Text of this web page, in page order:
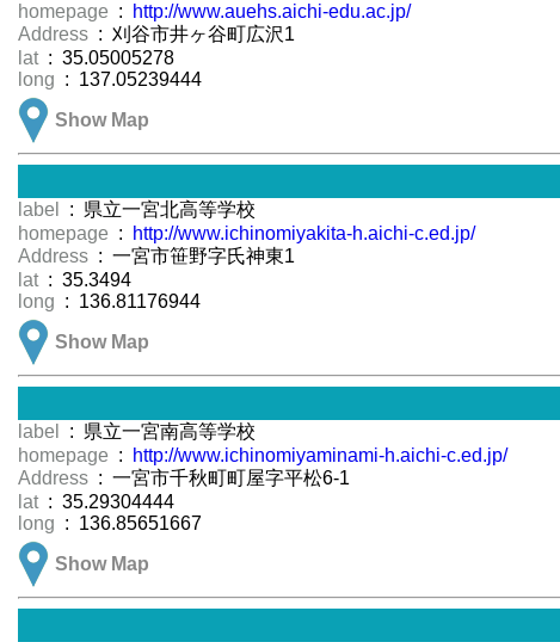
homepage :
http://www.auehs.aichi-edu.ac.jp/
Address : 刈谷市井ヶ谷町広沢1
lat : 35.05005278
long : 137.05239444
Show Map
label
: 県立一宮北高等学校
homepage :
http://www.ichinomiyakita-h.aichi-c.ed.jp/
Address : 一宮市笹野字氏神東1
lat : 35.3494
long : 136.81176944
Show Map
label
: 県立一宮南高等学校
homepage :
http://www.ichinomiyaminami-h.aichi-c.ed.jp/
Address : 一宮市千秋町町屋字平松6-1
lat : 35.29304444
long : 136.85651667
Show Map